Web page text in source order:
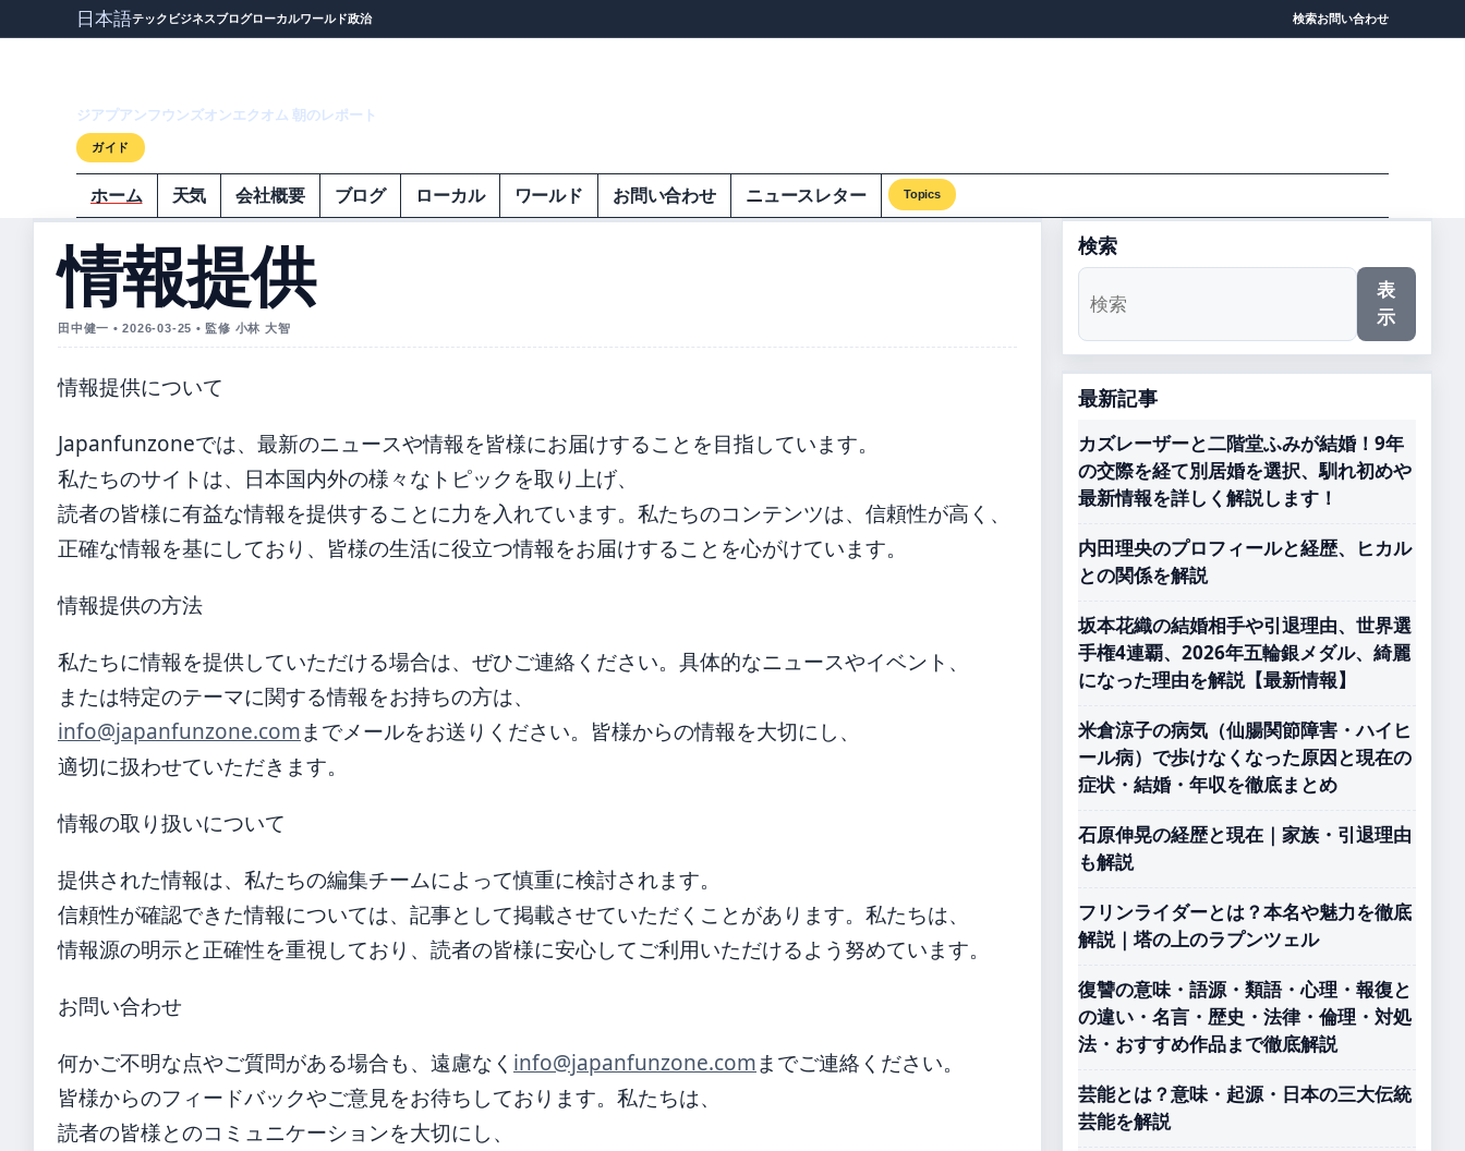
日本語テック ビジネスブログローカルワールド政治 検索お問い合わせ
ジアプアンフウンズオンエクオム 朝のレポート
ガイド
ホーム 天気 会社概要 ブログ ローカル ワールド お問い合わせ ニュースレター Topics
情報提供
田中健一 • 2026-03-25 • 監修 小林 大智
情報提供について
Japanfunzoneでは、最新のニュースや情報を皆様にお届けすることを目指しています。
私たちのサイトは、日本国内外の様々なトピックを取り上げ、
読者の皆様に有益な情報を提供することに力を入れています。私たちのコンテンツは、信頼性が高く、
正確な情報を基にしており、皆様の生活に役立つ情報をお届けすることを心がけています。
情報提供の方法
私たちに情報を提供していただける場合は、ぜひご連絡ください。具体的なニュースやイベント、
または特定のテーマに関する情報をお持ちの方は、
info@japanfunzone.comまでメールをお送りください。皆様からの情報を大切にし、
適切に扱わせていただきます。
情報の取り扱いについて
提供された情報は、私たちの編集チームによって慎重に検討されます。
信頼性が確認できた情報については、記事として掲載させていただくことがあります。私たちは、
情報源の明示と正確性を重視しており、読者の皆様に安心してご利用いただけるよう努めています。
お問い合わせ
何かご不明な点やご質問がある場合も、遠慮なく info@japanfunzone.comまでご連絡ください。
皆様からのフィードバックやご意見をお待ちしております。私たちは、
読者の皆様とのコミュニケーションを大切にし、
検索
表
示
最新記事
カズレーザーと二階堂ふみが結婚！9年
の交際を経て別居婚を選択、馴れ初めや
最新情報を詳しく解説します！
内田理央のプロフィールと経歴、ヒカル
との関係を解説
坂本花織の結婚相手や引退理由、世界選
手権4連覇、2026年五輪銀メダル、綺麗
になった理由を解説【最新情報】
米倉涼子の病気（仙腸関節障害・ハイヒ
ール病）で歩けなくなった原因と現在の
症状・結婚・年収を徹底まとめ
石原伸晃の経歴と現在｜家族・引退理由
も解説
フリンライダーとは？本名や魅力を徹底
解説｜塔の上のラプンツェル
復讐の意味・語源・類語・心理・報復と
の違い・名言・歴史・法律・倫理・対処
法・おすすめ作品まで徹底解説
芸能とは？意味・起源・日本の三大伝統
芸能を解説